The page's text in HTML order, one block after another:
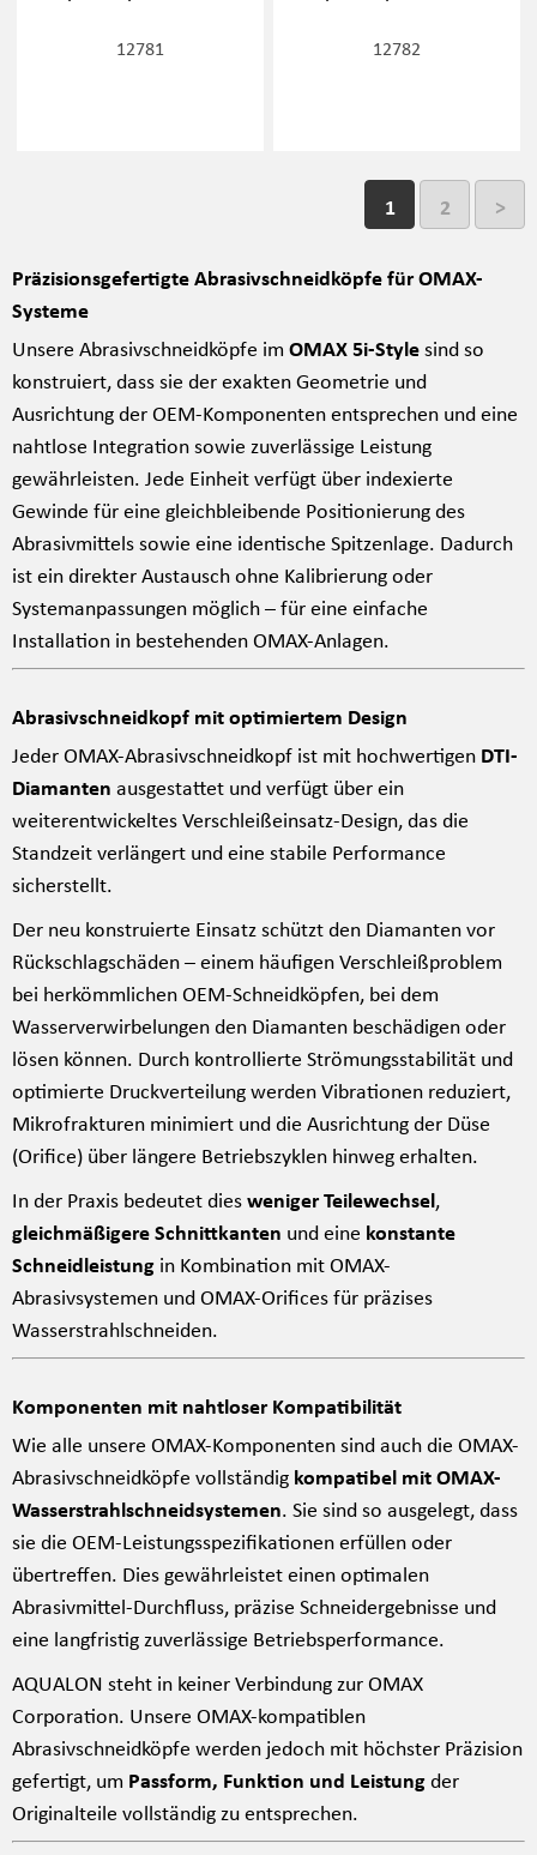
12781 12782
1 2 >
Präzisionsgefertigte Abrasivschneidköpfe für OMAX-
Systeme
Unsere Abrasivschneidköpfe im OMAX 5i-Stylesind so
konstruiert, dass sie der exakten Geometrie und
Ausrichtung der OEM-Komponenten entsprechen und eine
nahtlose Integration sowie zuverlässige Leistung
gewährleisten. Jede Einheit verfügt über indexierte
Gewinde für eine gleichbleibende Positionierung des
Abrasivmittels sowie eine identische Spitzenlage. Dadurch
ist ein direkter Austausch ohne Kalibrierung oder
Systemanpassungen möglich – für eine einfache
Installation in bestehenden OMAX-Anlagen.
Abrasivschneidkopf mit optimiertem Design
Jeder OMAX-Abrasivschneidkopf ist mit hochwertigen DTI-
Diamanten ausgestattet und verfügt über ein
weiterentwickeltes Verschleißeinsatz-Design, das die
Standzeit verlängert und eine stabile Performance
sicherstellt.
Der neu konstruierte Einsatz schützt den Diamanten vor
Rückschlagschäden – einem häufigen Verschleißproblem
bei herkömmlichen OEM-Schneidköpfen, bei dem
Wasserverwirbelungen den Diamanten beschädigen oder
lösen können. Durch kontrollierte Strömungsstabilität und
optimierte Druckverteilung werden Vibrationen reduziert,
Mikrofrakturen minimiert und die Ausrichtung der Düse
(Orifice) über längere Betriebszyklen hinweg erhalten.
In der Praxis bedeutet diesweniger Teilewechsel,
gleichmäßigere Schnittkanten und eine konstante
Schneidleistung in Kombination mit OMAX-
Abrasivsystemen und OMAX-Orifices für präzises
Wasserstrahlschneiden.
Komponenten mit nahtloser Kompatibilität
Wie alle unsere OMAX-Komponenten sind auch die OMAX-
Abrasivschneidköpfe vollständig kompatibel mit OMAX-
Wasserstrahlschneidsystemen. Sie sind so ausgelegt, dass
sie die OEM-Leistungsspezifikationen erfüllen oder
übertreffen. Dies gewährleistet einen optimalen
Abrasivmittel-Durchfluss, präzise Schneidergebnisse und
eine langfristig zuverlässige Betriebsperformance.
AQUALON steht in keiner Verbindung zur OMAX
Corporation. Unsere OMAX-kompatiblen
Abrasivschneidköpfe werden jedoch mit höchster Präzision
gefertigt, um Passform, Funktion und Leistungder
Originalteile vollständig zu entsprechen.